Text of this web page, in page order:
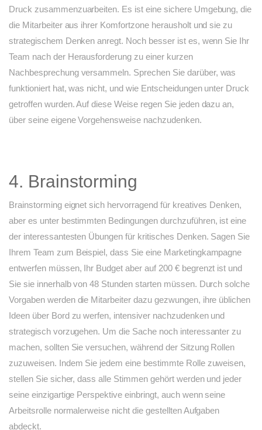
Druck zusammenzuarbeiten. Es ist eine sichere Umgebung, die
die Mitarbeiter aus ihrer Komfortzone herausholt und sie zu
strategischem Denken anregt. Noch besser ist es, wenn Sie Ihr
Team nach der Herausforderung zu einer kurzen
Nachbesprechung versammeln. Sprechen Sie darüber, was
funktioniert hat, was nicht, und wie Entscheidungen unter Druck
getroffen wurden. Auf diese Weise regen Sie jeden dazu an,
über seine eigene Vorgehensweise nachzudenken.
4. Brainstorming
Brainstorming eignet sich hervorragend für kreatives Denken,
aber es unter bestimmten Bedingungen durchzuführen, ist eine
der interessantesten Übungen für kritisches Denken. Sagen Sie
Ihrem Team zum Beispiel, dass Sie eine Marketingkampagne
entwerfen müssen, Ihr Budget aber auf 200 € begrenzt ist und
Sie sie innerhalb von 48 Stunden starten müssen. Durch solche
Vorgaben werden die Mitarbeiter dazu gezwungen, ihre üblichen
Ideen über Bord zu werfen, intensiver nachzudenken und
strategisch vorzugehen. Um die Sache noch interessanter zu
machen, sollten Sie versuchen, während der Sitzung Rollen
zuzuweisen. Indem Sie jedem eine bestimmte Rolle zuweisen,
stellen Sie sicher, dass alle Stimmen gehört werden und jeder
seine einzigartige Perspektive einbringt, auch wenn seine
Arbeitsrolle normalerweise nicht die gestellten Aufgaben
abdeckt.